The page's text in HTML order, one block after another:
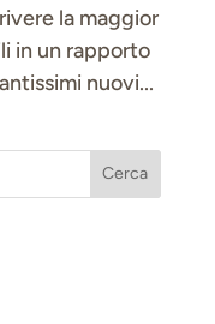
la maggior
in un rapporto
nuovi...